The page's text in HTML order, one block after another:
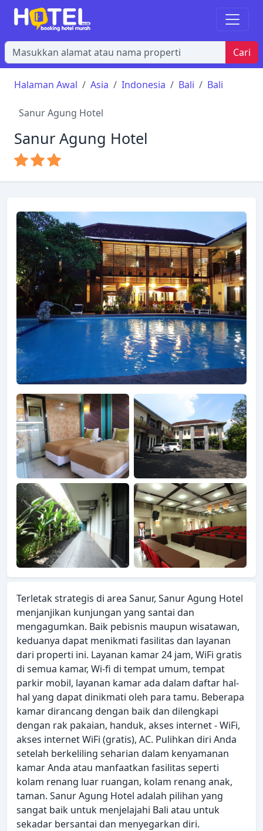
Cari
Halaman Awal Asia Indonesia Bali Bali
Sanur Agung Hotel
Sanur Agung Hotel
Terletak strategis di area Sanur, Sanur Agung Hotel
menjanjikan kunjungan yang santai dan
mengagumkan. Baik pebisnis maupun wisatawan,
keduanya dapat menikmati fasilitas dan layanan
dari properti ini. Layanan kamar 24 jam, WiFi gratis
di semua kamar, Wi-fi di tempat umum, tempat
parkir mobil, layanan kamar ada dalam daftar hal-
hal yang dapat dinikmati oleh para tamu. Beberapa
kamar dirancang dengan baik dan dilengkapi
dengan rak pakaian, handuk, akses internet - WiFi,
akses internet WiFi (gratis), AC. Pulihkan diri Anda
setelah berkeliling seharian dalam kenyamanan
kamar Anda atau manfaatkan fasilitas seperti
kolam renang luar ruangan, kolam renang anak,
taman. Sanur Agung Hotel adalah pilihan yang
sangat baik untuk menjelajahi Bali atau untuk
sekadar bersantai dan menyegarkan diri.